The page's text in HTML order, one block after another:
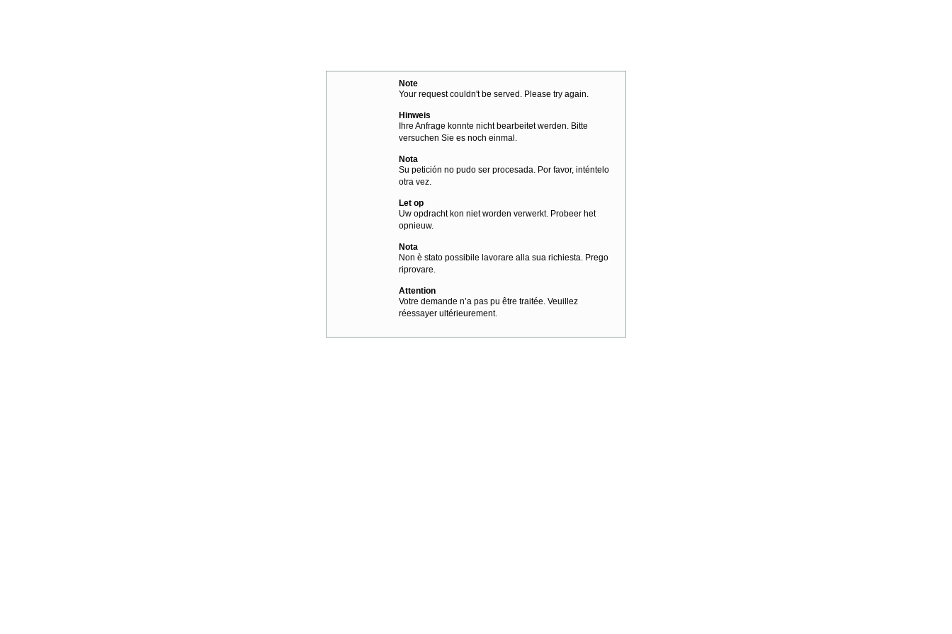
Note
Your request couldn't be served. Please try again.
Hinweis
Ihre Anfrage konnte nicht bearbeitet werden. Bitte
versuchen Sie es noch einmal.
Nota
Su petición no pudo ser procesada. Por favor, inténtelo
otra vez.
Let op
Uw opdracht kon niet worden verwerkt. Probeer het
opnieuw.
Nota
Non è stato possibile lavorare alla sua richiesta. Prego
riprovare.
Attention
Votre demande n’a pas pu être traitée. Veuillez
réessayer ultérieurement.